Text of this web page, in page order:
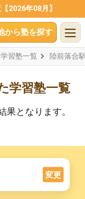
2026年08月】
から塾を探す
習塾一覧 陸前落合
学習塾一覧
となります。
変更